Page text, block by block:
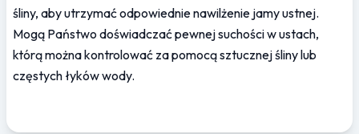
śliny, aby utrzymać odpowiednie nawilżenie jamy ustnej.
Mogą Państwo doświadczać pewnej suchości w ustach,
którą można kontrolować za pomocą sztucznej śliny lub
częstych łyków wody.